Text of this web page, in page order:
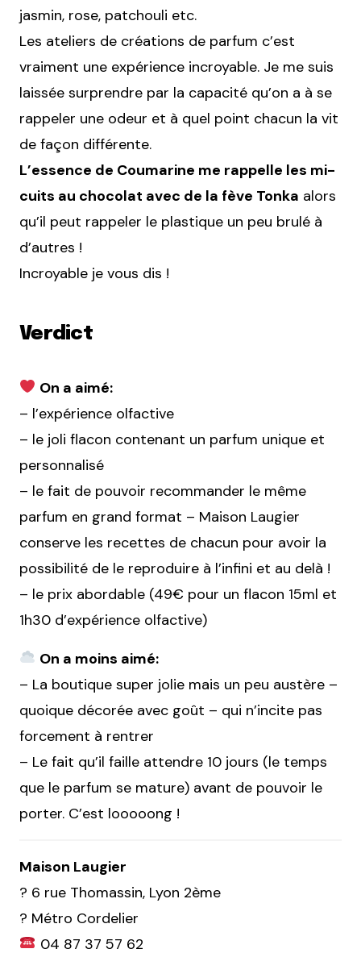
jasmin, rose, patchouli etc.
Les ateliers de créations de parfum c’est
vraiment une expérience incroyable. Je me suis
laissée surprendre par la capacité qu’on a à se
rappeler une odeur et à quel point chacun la vit
de façon différente.
L’essence de Coumarine me rappelle les mi-
cuits au chocolat avec de la fève Tonka alors
qu’il peut rappeler le plastique un peu brulé à
d’autres !
Incroyable je vous dis !
Verdict
On a aimé:
– l’expérience olfactive
– le joli flacon contenant un parfum unique et
personnalisé
– le fait de pouvoir recommander le même
parfum en grand format – Maison Laugier
conserve les recettes de chacun pour avoir la
possibilité de le reproduire à l’infini et au delà !
– le prix abordable (49€ pour un flacon 15ml et
1h30 d’expérience olfactive)
On a moins aimé:
– La boutique super jolie mais un peu austère –
quoique décorée avec goût – qui n’incite pas
forcement à rentrer
– Le fait qu’il faille attendre 10 jours (le temps
que le parfum se mature) avant de pouvoir le
porter. C’est looooong !
Maison Laugier
? 6 rue Thomassin, Lyon 2ème
? Métro Cordelier
04 87 37 57 62